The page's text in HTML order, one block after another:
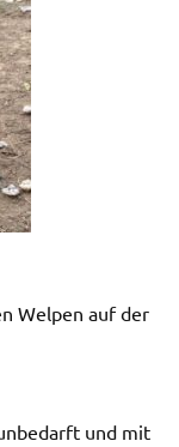
Welpen auf der
und mit